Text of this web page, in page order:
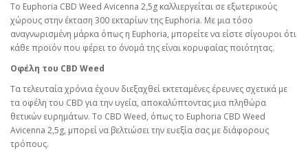
Το Euphoria CBD Weed Avicenna 2,5g καλλιεργείται σε εξωτερικούς
χώρους στην έκταση 300 εκταρίων της Euphoria. Με μια τόσο
αναγνωρισμένη μάρκα όπως η Euphoria, μπορείτε να είστε σίγουροι ότι
κάθε προϊόν που φέρει το όνομά της είναι κορυφαίας ποιότητας.
Οφέλη του CBD Weed
Τα τελευταία χρόνια έχουν διεξαχθεί εκτεταμένες έρευνες σχετικά με
τα οφέλη του CBD για την υγεία, αποκαλύπτοντας μια πληθώρα
θετικών ευρημάτων. Το CBD Weed, όπως το Euphoria CBD Weed
Avicenna 2,5g, μπορεί να βελτιώσει την ευεξία σας με διάφορους
τρόπους.